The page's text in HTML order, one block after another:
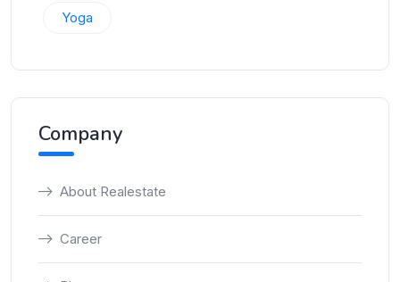
Yoga
Company
About Realestate
Career